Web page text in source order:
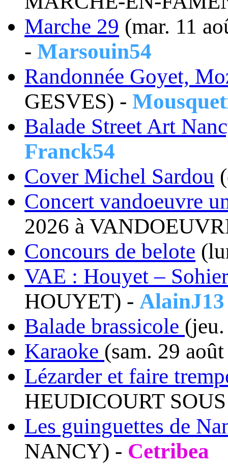
Marche 29 (mar. 11
- Marsouin54
Randonnée Goyet,
GESVES) -
Balade Street Art
Franck54
Cover Michel Sardou
Concert vandoeuvre
2026 à
Concours de belote
VAE : Houyet –
HOUYET) - AlainJ13
Balade brassicole
Karaoke (sam. 29
Lézarder et faire
HEUDICOURT
Les guinguettes de
NANCY) - Cetribea